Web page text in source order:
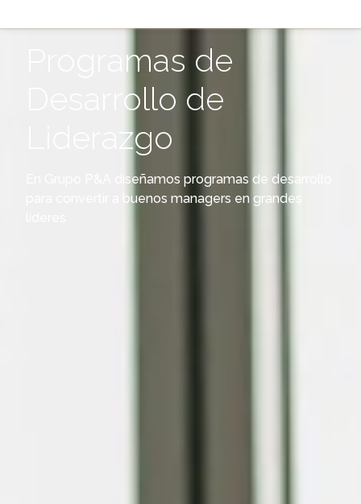
Programas de
Desarrollo de
Liderazgo
En Grupo P&A diseñamos programas de desarrollo
para convertir a buenos managers en grandes